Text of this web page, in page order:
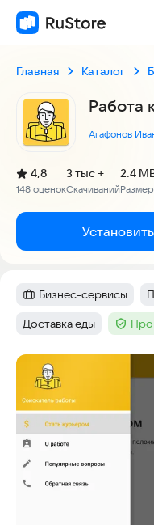
Главная Каталог
Работа
Агафонов
Рейтинг:
4,8
(
148 оценок
)
Скачиваний
3 тыс +
Размер
2.4
Категория :
Бизнес-сервисы
Тег:
Доставка еды Тег :